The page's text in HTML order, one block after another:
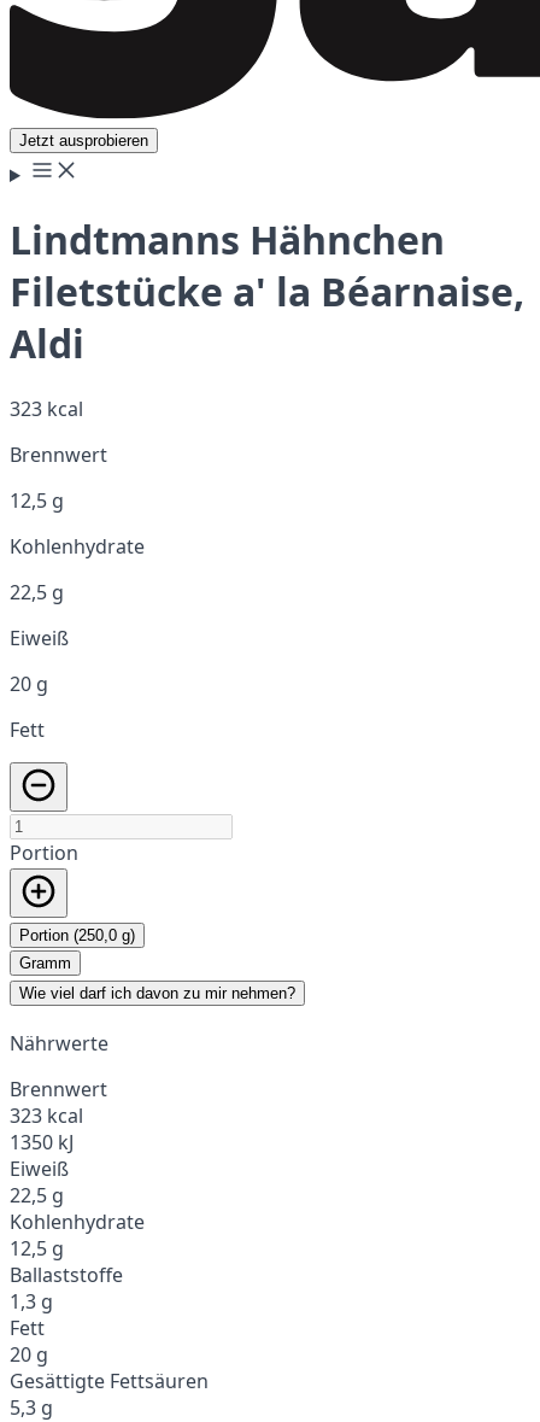
Jetzt ausprobieren
Lindtmanns Hähnchen
Filetstücke a' la Béarnaise,
Aldi
323 kcal
Brennwert
12,5 g
Kohlenhydrate
22,5 g
Eiweiß
20 g
Fett
Portion
Portion (250,0 g)
Gramm
Wie viel darf ich davon zu mir nehmen?
Nährwerte
Brennwert
323 kcal
1350 kJ
Eiweiß
22,5 g
Kohlenhydrate
12,5 g
Ballaststoffe
1,3 g
Fett
20 g
Gesättigte Fettsäuren
5,3 g